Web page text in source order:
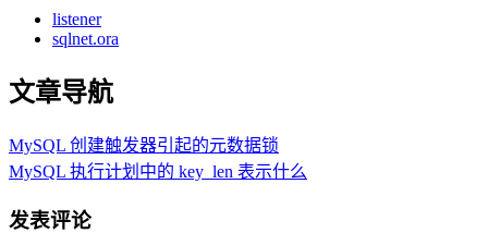
listener
sqlnet.ora
文章导航
MySQL 创建触发器引起的元数据锁
MySQL 执行计划中的 key_len 表示什么
发表评论